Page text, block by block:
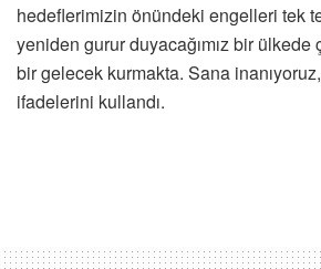
hedeflerimizin önündeki engelleri tek
yeniden gurur duyacağımız bir ülkede
bir gelecek kurmakta. Sana
ifadelerini kullandı.